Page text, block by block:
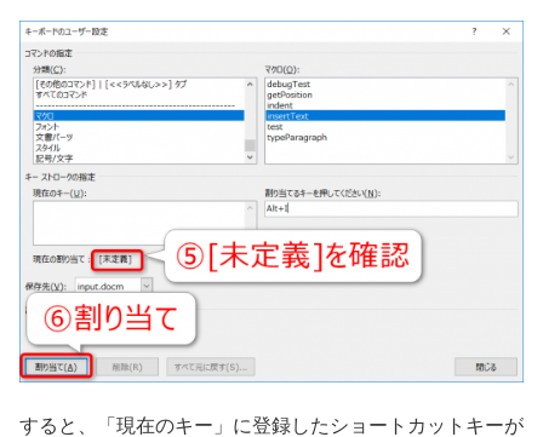
すると、「現在のキー」に登録したショートカットキーが